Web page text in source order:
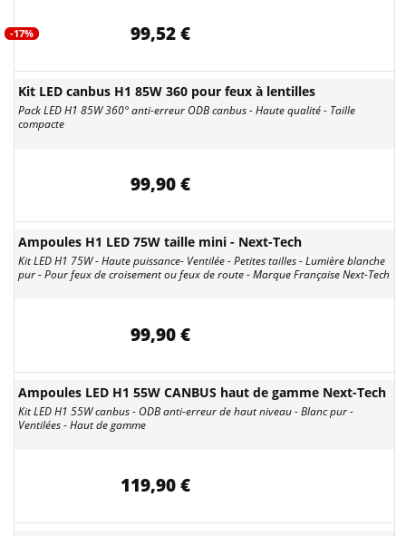
-17% 99,52 €
Kit LED canbus H1 85W 360 pour feux à lentilles
Pack LED H1 85W 360° anti-erreur ODB canbus - Haute qualité - Taille
compacte
99,90 €
Ampoules H1 LED 75W taille mini - Next-Tech
Kit LED H1 75W - Haute puissance- Ventilée - Petites tailles - Lumière blanche
pur - Pour feux de croisement ou feux de route - Marque Française Next-Tech
99,90 €
Ampoules LED H1 55W CANBUS haut de gamme Next-Tech
Kit LED H1 55W canbus - ODB anti-erreur de haut niveau - Blanc pur -
Ventilées - Haut de gamme
119,90 €